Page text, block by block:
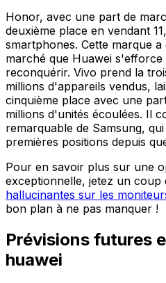
Honor, avec une part de
deuxième place en vendant
smartphones. Cette marque
marché que Huawei
reconquérir. Vivo prend la
millions d'appareils vendus,
cinquième place avec une
millions d'unités écoulées. Il
remarquable de Samsung,
premières positions depuis
Pour en savoir plus sur une
exceptionnelle, jetez un
hallucinantes sur les
bon plan à ne pas manquer !
Prévisions futures
huawei